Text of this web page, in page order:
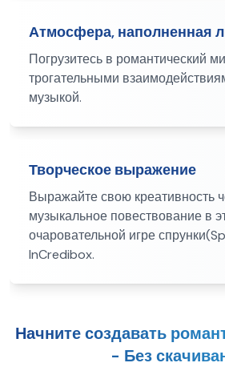
Атмосфера, наполненная
Погрузитесь в романтический
трогательными
музыкой.
Творческое выражение
Выражайте свою креативность
музыкальное повествование в
очаровательной игре
InCredibox.
Начните создавать
- Без